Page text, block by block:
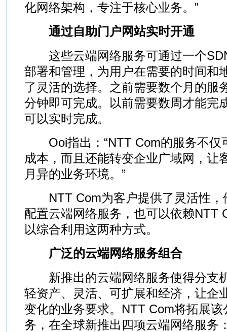
化网络架构，专注于核心业务。”
通过自助门户网站实时开通
这些云端网络服务可通过一个
部署和管理，为用户在需要的时间和
了灵活的选择。之前需要数个月的服
分钟即可完成。以前需要数周才能完
可以实时完成。
Ooi指出：“NTT Com的服务不仅
成本，而且还能转变企业广域网，让
月异的业务环境。”
NTT Com为客户提供了灵活性，
配置云端网络服务，也可以依赖NTT
以综合利用这两种方式。
广泛的云端网络服务组合
新推出的云端网络服务使得分支
轻资产、灵活、可扩展和经济，让企
变化的业务要求。NTT Com将拓展
务，在全球新推出四项云端网络服务